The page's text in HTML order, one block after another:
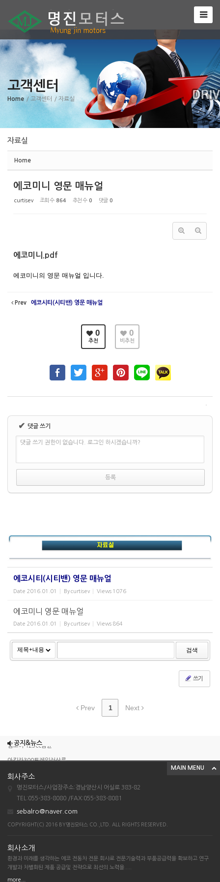
고객센터
Home / 고객센터 / 자료실
자료실
Home
에코미니 영문 매뉴얼
curtisev 조회 수 864 추천 수 0 댓글 0
에코미니.pdf
에코미니의 영문 매뉴얼 입니다.
Prev 에코시티(시티밴) 영문 매뉴얼
0
추천
0
비추천
✔ 댓글 쓰기
댓글 쓰기 권한이 없습니다. 로그인 하시겠습니까?
에코시티(시티밴) 영문 매뉴얼
Date 2016.01.01 Bycurtisev Views 1076
에코미니 영문 매뉴얼
Date 2016.01.01 Bycurtisev Views 864
검색
쓰기
Prev 1 Next
공지&뉴스
엠보이 125cc삼륜
아킬라300트레일러삼륜
아킬라300 삼륜
시티밴승용배달용
조이맥스125cc삼륜
아킬라300 삼륜
시티밴승용배달용
MAIN MENU
회사주소
명진모터스/사업장주소:경남양산시 어실로 383-82
TEL:055-383-8080 /FAX:055-383-8081
sebalro@naver.com
COPYRIGHT(C) 2016 BY명진모터스 CO.,LTD. ALL RIGHTS RESERVED.
회사소개
환경과 미래를 생각하는 에코 전동차 전문 회사로 전문기술력과 부품공급력을 확보하고 연구
개발과 차별화된 제품 공급및 전략으로 최선의 노력을.....
more...
Sketchbook5, 스케치북5
Sketchbook5, 스케치북5